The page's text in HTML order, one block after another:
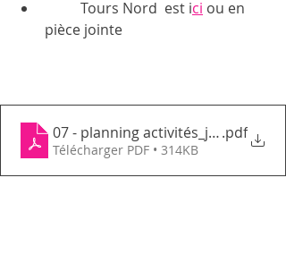
	Tours Nord  est i
ci ou en
pièce jointe
07 - planning activités_juillet.pdf
Télécharger PDF • 314KB